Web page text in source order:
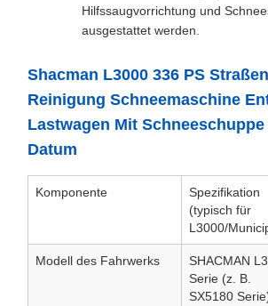
Hilfssaugvorrichtung und
ausgestattet werden.
Shacman L3000 336 PS
Reinigung Schneemaschine
Lastwagen Mit
Datum
Komponente
Spezifikation
(typisch für
L3000/
Modell des Fahrwerks
SHACMAN
Serie (z. B.
SX5180